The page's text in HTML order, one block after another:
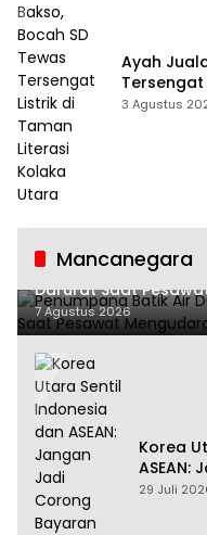
Ayah
Tersengat
Utara
3 Agustus
Mancanegara
Penumpang Batik Air
Darurat Saat
di Dalam Kabin
7 Agustus 2026
Korea
ASEAN:
Amerika
29 Juli